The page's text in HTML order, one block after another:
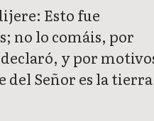
Esto fue
no lo comáis, por
declaró, y por
del Señor es la tierra